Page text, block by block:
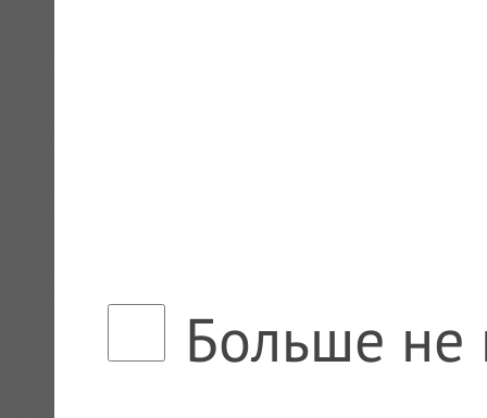
Больше не